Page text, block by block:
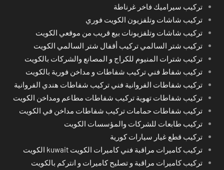
تركيب سيراميك فاخر غرناطة
تركيب شاشات وتلفزيون الكويت فوري
تركيب شاشات وتلفزيونات بيع قريب من موقعي الكويت
تركيب شتر السالمي تركيب أقفال شتر السالمي الكويت
تركيب شترات المنيوم للكراج و المصانع والشركات بالكويت
تركيب شفاط فني تركيب شفاطات و مداخن فورية بالكويت
تركيب شفاطات الفروانية فني تركيب شفاطات هندي الفروانية
تركيب شفاطات تهوية تركيب شفاطات مطاعم ومداخن الكويت
تركيب شفاطات حمامات تركيب شفاطات مداخن في الكويت
تركيب طابعات للشركات والمؤسسات الكويت
تركيب قطع غيار سيارات كورية
تركيب كاميرات مراقبة فني كاميرات الكويت kuwait الكويت
تركيب كاميرات مراقبة و تصليح كاميرات و انتركم بالكويت